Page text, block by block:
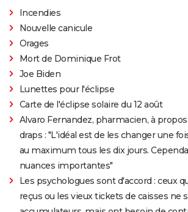
Incendies
Nouvelle canicule
Orages
Mort de Dominique Frot
Joe Biden
Lunettes pour l'éclipse
Carte de l'éclipse solaire du 12 août
Alvaro Fernandez, pharmacien, à
draps : "L'idéal est de les changer une
au maximum tous les dix jours.
nuances importantes"
Les psychologues sont d'accord : ceux
reçus ou les vieux tickets de caisses ne